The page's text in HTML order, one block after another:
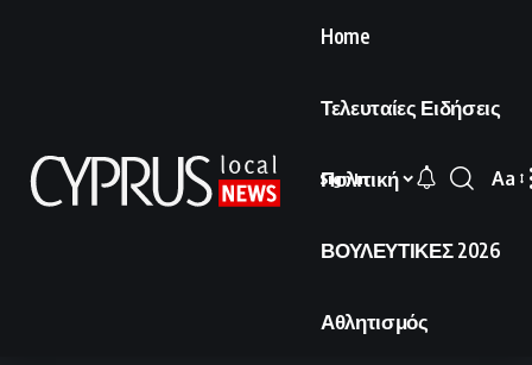
Home
Τελευταίες Ειδήσεις
Πολιτική
ΒΟΥΛΕΥΤΙΚΕΣ 2026
Αθλητισμός
Sign In
Font
Aa